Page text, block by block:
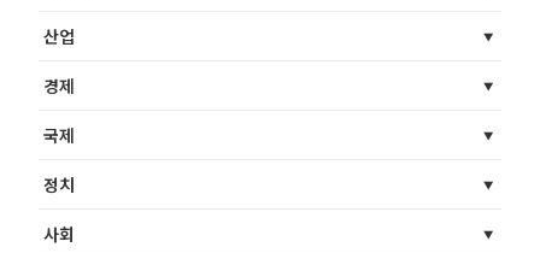
산업
경제
국제
정치
사회